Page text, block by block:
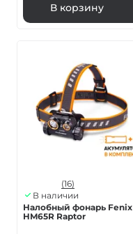
В корзину
(16)
В наличии
Налобный фонарь Fenix
HM65R Raptor